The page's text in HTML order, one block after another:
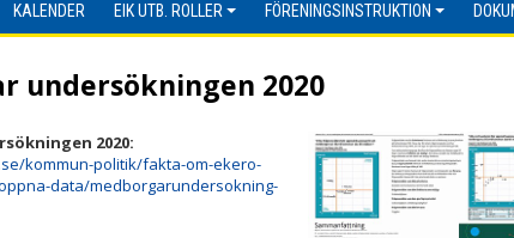
KALENDER EIK UTB. ROLLER FÖRENINGSINSTRUKTION
undersökningen 2020
2020:
kommun-politik/fakta-om-ekero-
data/medborgarundersokning-